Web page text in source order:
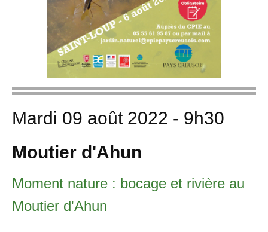
Mardi 09 août 2022 - 9h30
Moutier d'Ahun
Moment nature : bocage et rivière au
Moutier d'Ahun